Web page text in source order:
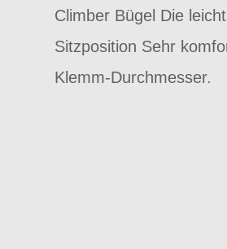
Climber Bügel Die
Sitzposition Sehr
Klemm-Durchmesser.